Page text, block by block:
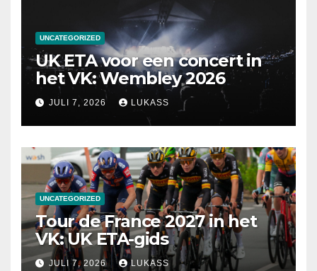
UNCATEGORIZED
UK ETA voor een concert in
het VK: Wembley 2026
JULI 7, 2026 LUKASS
UNCATEGORIZED
Tour de France 2027 in het
VK: UK ETA-gids
JULI 7, 2026 LUKASS